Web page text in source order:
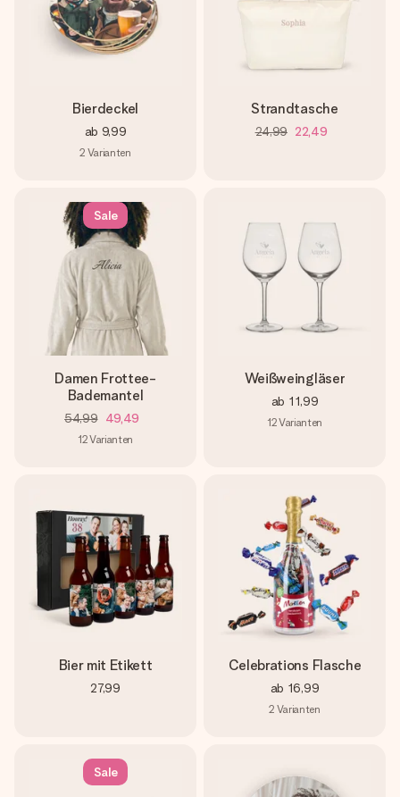
Bierdeckel
ab 9,99
2 Varianten
Strandtasche
24,99 22,49
Sale
Damen Frottee-
Bademantel
54,99 49,49
12Varianten
Weißweingläser
ab 11,99
12Varianten
Bier mit Etikett
27,99
Celebrations Flasche
ab 16,99
2 Varianten
Sale